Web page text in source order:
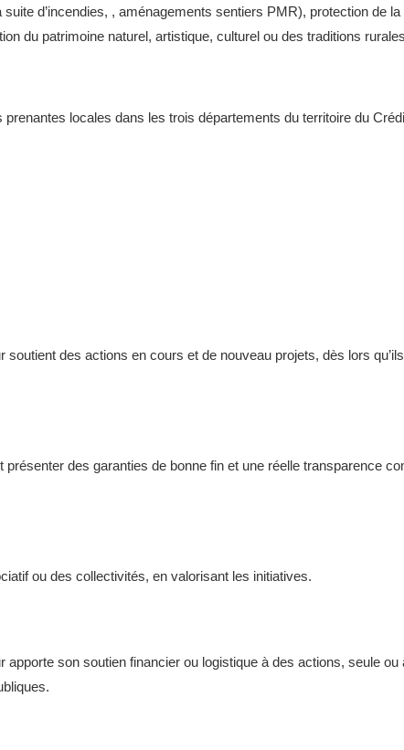
d’incendies, , aménagements sentiers PMR), protection de
du patrimoine naturel, artistique, culturel ou des traditions
locales dans les trois départements du territoire du
soutient des actions en cours et de nouveau projets, dès lors
des garanties de bonne fin et une réelle transparence
ou des collectivités, en valorisant les initiatives.
apporte son soutien financier ou logistique à des actions, seule